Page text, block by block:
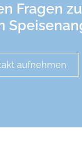
Fragen zu
aufnehmen